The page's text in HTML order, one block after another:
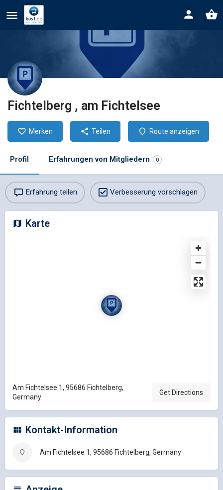
Fichtelberg , am Fichtelsee
Merken Teilen Route anzeigen
Profil Erfahrungen von Mitgliedern 0
Erfahrung teilen Verbesserung vorschlagen
Karte
Am Fichtelsee 1, 95686 Fichtelberg,
Germany
Get Directions
Kontakt-Information
Am Fichtelsee 1, 95686 Fichtelberg, Germany